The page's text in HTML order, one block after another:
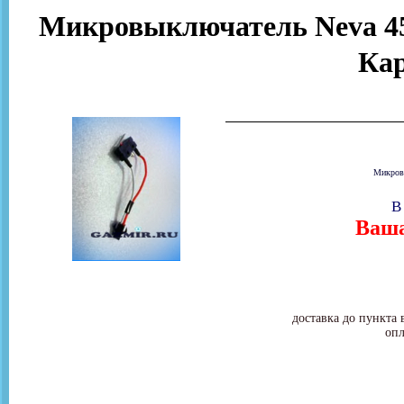
Микровыключатель Neva
доставка до
В